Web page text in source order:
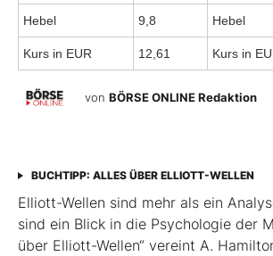
Hebel 9,8 Hebel
Kurs in EUR 12,61 Kurs in
von BÖRSE ONLINE Redaktion
BUCHTIPP: ALLES ÜBER ELLIOTT-WELLEN
Elliott-Wellen sind mehr als ein
sind ein Blick in die Psychologie der
über Elliott-Wellen“ vereint A.